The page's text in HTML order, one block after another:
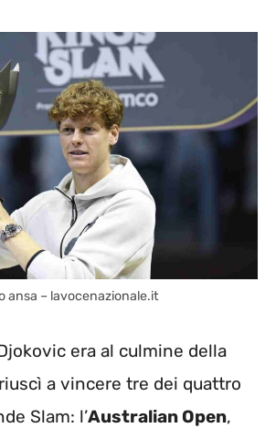
ansa – lavocenazionale.it
era al culmine della
a vincere tre dei quattro
Slam: l’Australian Open,